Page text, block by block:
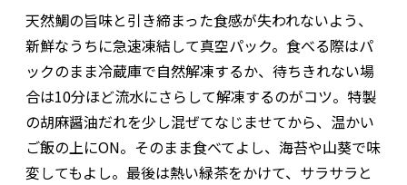
天然鯛の旨味と引き締まった食感が失われないよう、
新鮮なうちに急速凍結して真空パック。食べる際はパ
ックのまま冷蔵庫で自然解凍するか、待ちきれない場
合は10分ほど流水にさらして解凍するのがコツ。特製
の胡麻醤油だれを少し混ぜてなじませてから、温かい
ご飯の上にON。そのまま食べてよし、海苔や山葵で味
変してもよし。最後は熱い緑茶をかけて、サラサラと